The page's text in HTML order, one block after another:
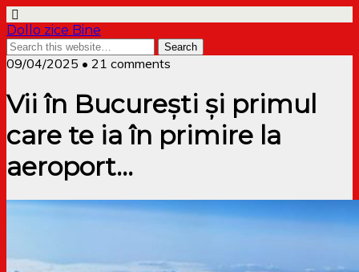
Dollo zice Bine
09/04/2025 • 21 comments
Vii în București și primul
care te ia în primire la
aeroport…